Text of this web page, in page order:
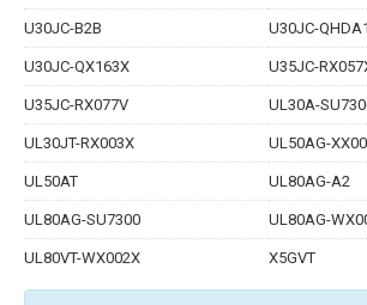
U30JC-B2B U30JC-
U30JC-QX163X U35JC-
U35JC-RX077V UL30A-
UL30JT-RX003X UL50AG-
UL50AT UL80AG-A2
UL80AG-SU7300 UL80AG-
UL80VT-WX002X X5GVT